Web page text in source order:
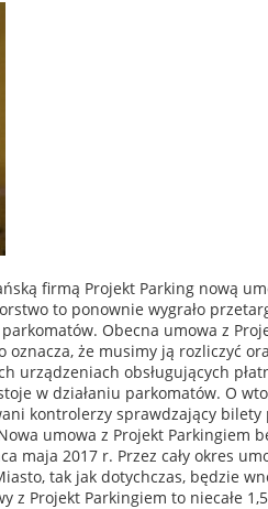
firmą Projekt Parking nową
to ponownie wygrało
Obecna umowa z
oznacza, że musimy ją rozliczyć
urządzeniach obsługujących
w działaniu parkomatów. O
kontrolerzy sprawdzający bilety
umowa z Projekt Parkingiem
maja 2017 r. Przez cały okres
tak jak dotychczas, będzie
z Projekt Parkingiem to niecałe